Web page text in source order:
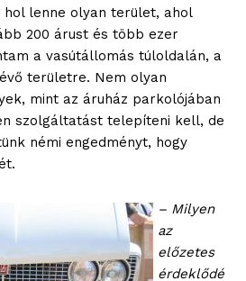
lenne olyan terület, ahol
200 árust és több ezer
a vasútállomás túloldalán, a
területre. Nem olyan
mint az áruház parkolójában
szolgáltatást telepíteni kell, de
némi engedményt, hogy
– Milyen
az
előzetes
érdeklődé